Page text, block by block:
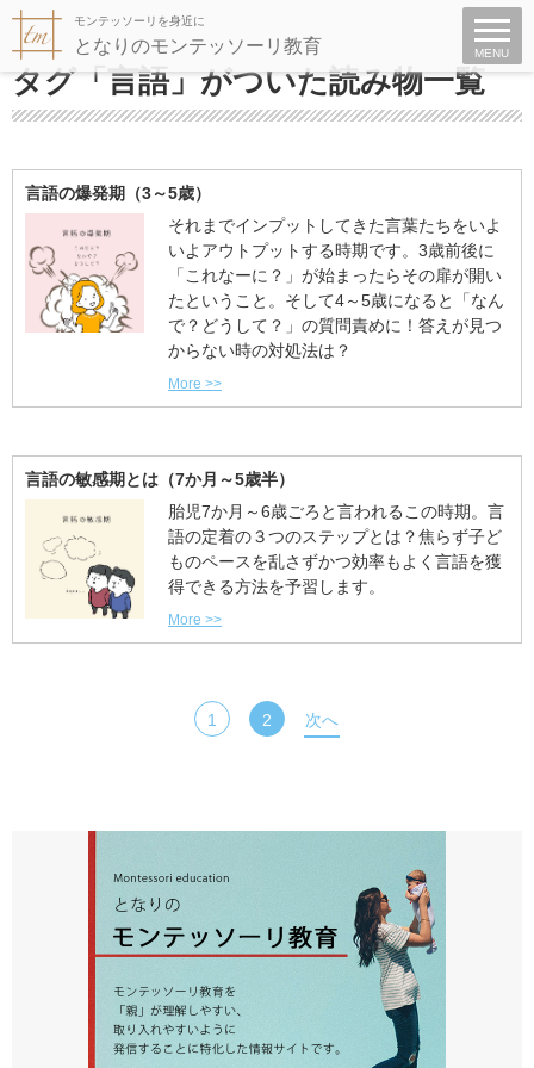
モンテッソーリを身近に
となりのモンテッソーリ教育 MENU
タグ「言語」がついた読み物一覧
言語の爆発期（3～5歳）
それまでインプットしてきた言葉たちをいよ
いよアウトプットする時期です。3歳前後に
「これなーに？」が始まったらその扉が開い
たということ。そして4～5歳になると「なん
で？どうして？」の質問責めに！答えが見つ
からない時の対処法は？
More >>
言語の敏感期とは（7か月～5歳半）
胎児7か月～6歳ごろと言われるこの時期。言
語の定着の３つのステップとは？焦らず子ど
ものペースを乱さずかつ効率もよく言語を獲
得できる方法を予習します。
More >>
1 2 次へ